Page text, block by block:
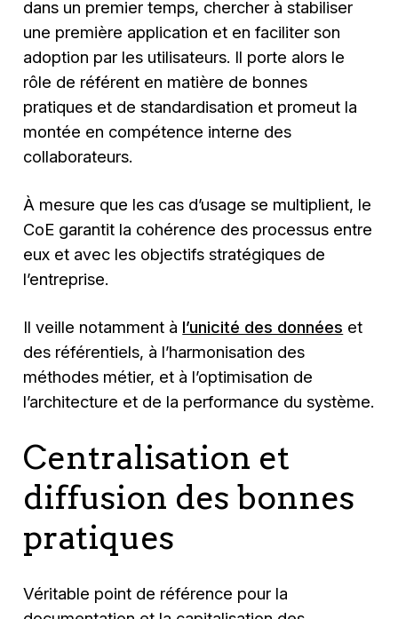
dans un premier temps, chercher à stabiliser
une première application et en faciliter son
adoption par les utilisateurs. Il porte alors le
rôle de référent en matière de bonnes
pratiques et de standardisation et promeut la
montée en compétence interne des
collaborateurs.
À mesure que les cas d’usage se multiplient, le
CoE garantit la cohérence des processus entre
eux et avec les objectifs stratégiques de
l’entreprise.
Il veille notamment à l’unicité des données et
des référentiels, à l’harmonisation des
méthodes métier, et à l’optimisation de
l’architecture et de la performance du système.
Centralisation et
diffusion des bonnes
pratiques
Véritable point de référence pour la